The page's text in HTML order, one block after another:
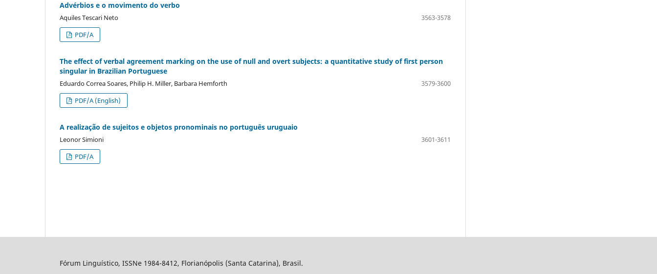
Advérbios e o movimento do verbo
Aquiles Tescari Neto
3563-3578
PDF/A
The effect of verbal agreement marking on the use of null and overt subjects: a quantitative study of first person
singular in Brazilian Portuguese
Eduardo Correa Soares, Philip H. Miller, Barbara Hemforth
3579-3600
PDF/A (English)
A realização de sujeitos e objetos pronominais no português uruguaio
Leonor Simioni
3601-3611
PDF/A
Fórum Linguístico, ISSNe 1984-8412, Florianópolis (Santa Catarina), Brasil.